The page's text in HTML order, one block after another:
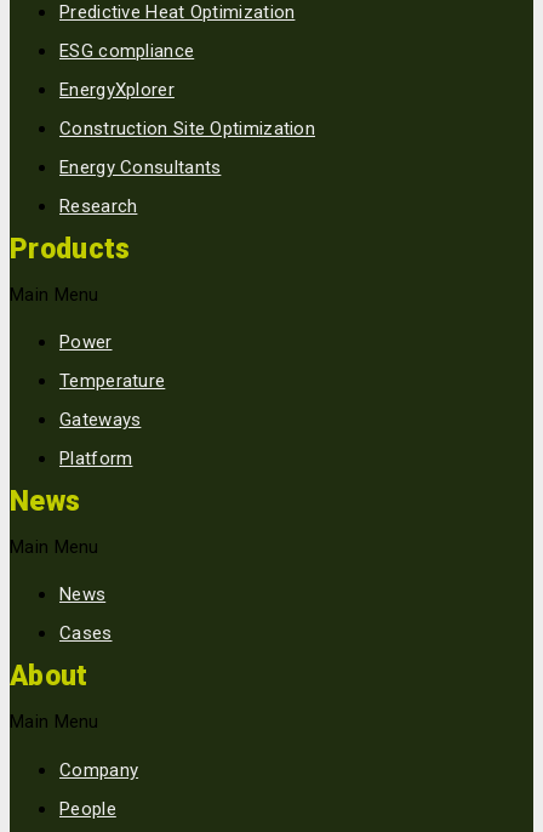
Predictive Heat Optimization
ESG compliance
EnergyXplorer
Construction Site Optimization
Energy Consultants
Research
Products
Main Menu
Power
Temperature
Gateways
Platform
News
Main Menu
News
Cases
About
Main Menu
Company
People